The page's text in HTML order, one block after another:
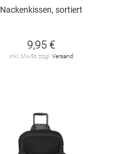
Nackenkissen, sortiert
9,95 €
inkl. MwSt. zzgl. Versand